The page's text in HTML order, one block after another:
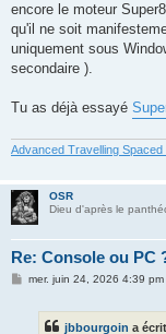
a
g
encore le moteur
qu'il ne soit
uniquement sous
secondaire ).
Tu as déjà essayé
Advanced Travelling
OSR
Dieu d'après le
Re: Console ou PC
Mmer. juin 24, 2026 4:39 pm
jbbourgoin a